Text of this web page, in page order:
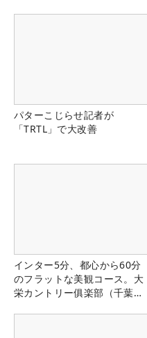
パターこじらせ記者が
「TRTL」で大改善
インター5分、都心から60分
のフラットな美観コース。大
栄カントリー俱楽部（千葉